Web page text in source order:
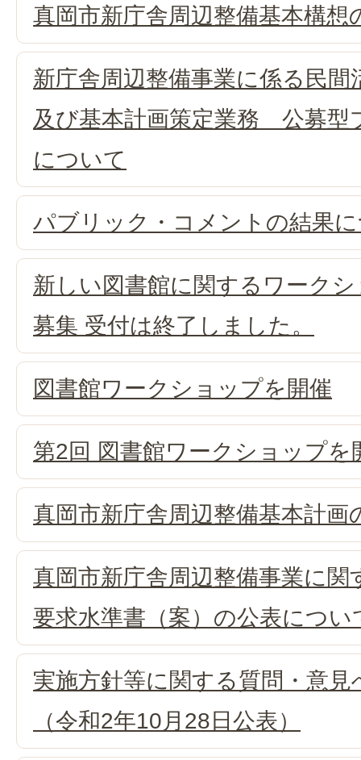
真岡市新庁舎周辺整備基本構想
新庁舎周辺整備事業に係る民間
及び基本計画策定業務 公募型
について
パブリック・コメントの結果
新しい図書館に関するワーク
募集 受付は終了しました。
図書館ワークショップを開催
第2回 図書館ワークショップを
真岡市新庁舎周辺整備基本計画
真岡市新庁舎周辺整備事業に
要求水準書（案）の公表につい
実施方針等に関する質問・意
（令和2年10月28日公表）